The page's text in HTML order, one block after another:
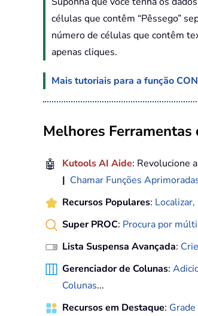
células que contêm “Pêssego”
número de células que contêm
apenas cliques.
Mais tutoriais para a função
Melhores
🤖 Kutools AI Aide: Revolucione
| Chamar Funções
Recursos Populares:
Super PROC: Procura por
Lista Suspensa Avançada:
Gerenciador de Colunas:
Colunas...
Recursos em Destaque: